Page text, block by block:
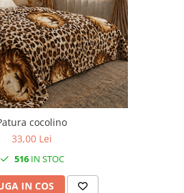
cocolino
33,00 Lei
516IN STOC
IN COS